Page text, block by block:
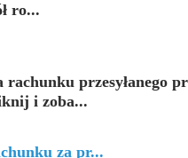
ro...
rachunku przesyłanego
i zoba...
za pr...